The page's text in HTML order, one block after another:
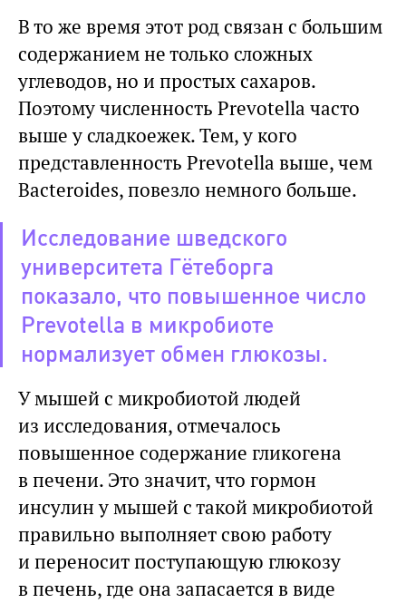
В то же время этот род связан с большим
содержанием не только сложных
углеводов, но и простых сахаров.
Поэтому численность Prevotella часто
выше у сладкоежек. Тем, у кого
представленность Prevotella выше, чем
Bacteroides, повезло немного больше.
Исследование шведского
университета Гётеборга
показало, что повышенное число
Prevotella в микробиоте
нормализует обмен глюкозы.
У мышей с микробиотой людей
из исследования, отмечалось
повышенное содержание гликогена
в печени. Это значит, что гормон
инсулин у мышей с такой микробиотой
правильно выполняет свою работу
и переносит поступающую глюкозу
в печень, где она запасается в виде